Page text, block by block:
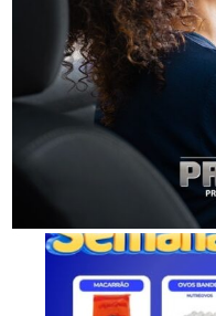
Homem procurado